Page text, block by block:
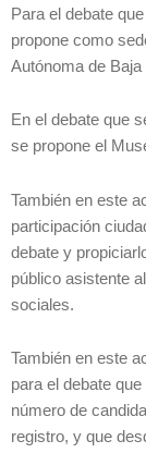
Para el debate
propone como
Autónoma de Baja
En el debate que
se propone el
También en este
participación
debate y
público asistente
sociales.
También en este
para el debate
número de
registro, y que